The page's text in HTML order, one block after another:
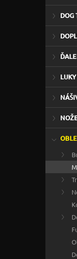
DOG